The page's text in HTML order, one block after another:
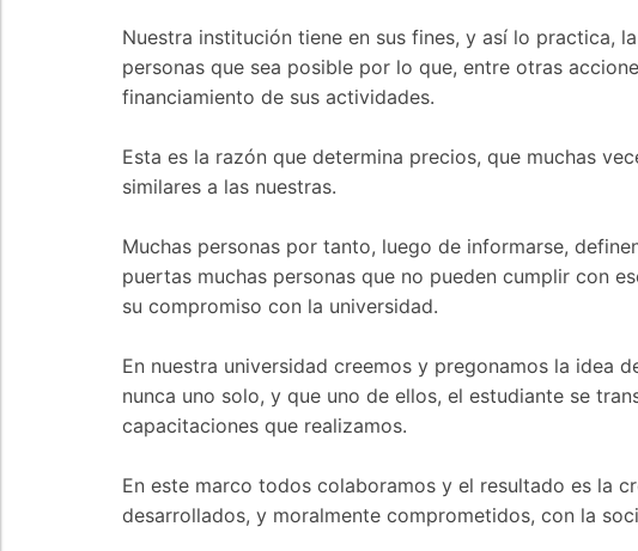
Nuestra institución tiene en sus fines, y así lo practica,
personas que sea posible por lo que, entre otras
financiamiento de sus actividades.
Esta es la razón que determina precios, que muchas
similares a las nuestras.
Muchas personas por tanto, luego de informarse,
puertas muchas personas que no pueden cumplir con
su compromiso con la universidad.
En nuestra universidad creemos y pregonamos la idea
nunca uno solo, y que uno de ellos, el estudiante se
capacitaciones que realizamos.
En este marco todos colaboramos y el resultado es la
desarrollados, y moralmente comprometidos, con la